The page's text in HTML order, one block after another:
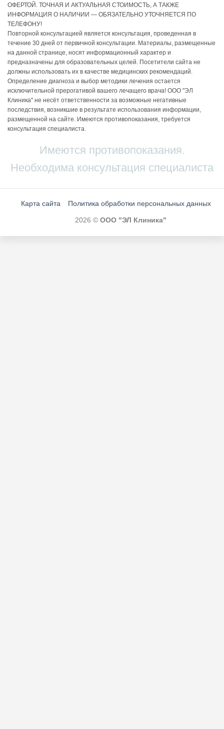
ОФЕРТОЙ. ТОЧНАЯ И АКТУАЛЬНАЯ СТОИМОСТЬ, А ТАКЖЕ
ИНФОРМАЦИЯ О НАЛИЧИИ — ОБЯЗАТЕЛЬНО УТОЧНЯЕТСЯ ПО
ТЕЛЕФОНУ!
Повторной консультацией является консультация, проведенная в
течение 30 дней от первичной консультации. Материалы, размещенные
на данной странице, носят информационный характер и
предназначены для образовательных целей. Посетители сайта не
должны использовать их в качестве медицинских рекомендаций.
Определение диагноза и выбор методики лечения остается
исключительной прерогативой вашего лечащего врача! ООО "ЭЛ
Клиника" не несёт ответственности за возможные негативные
последствия, возникшие в результате использования информации,
размещенной на сайте. Имеются противопоказания, требуется
консультация специалиста.
Имеются противопоказания.
Необходима консультация специалиста
Карта сайта Политика обработки персональных данных
2026 © ООО "ЭЛ Клиника"